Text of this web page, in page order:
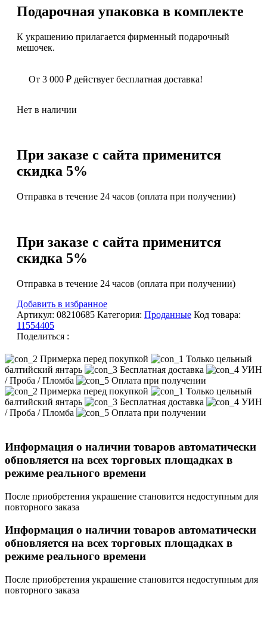
Подарочная упаковка в комплекте
К украшению прилагается фирменный подарочный
мешочек.
От 3 000 ₽ действует бесплатная доставка!
Нет в наличии
При заказе с сайта применится
скидка 5%
Отправка в течение 24 часов (оплата при получении)
При заказе с сайта применится
скидка 5%
Отправка в течение 24 часов (оплата при получении)
Добавить в избранное
Артикул: 08210685 Категория: Проданные Код товара:
11554405
Поделиться :
Примерка перед покупкой
Только цельный
балтийский янтарь
Бесплатная доставка
УИН
/ Проба / Пломба
Оплата при получении
Примерка перед покупкой
Только цельный
балтийский янтарь
Бесплатная доставка
УИН
/ Проба / Пломба
Оплата при получении
Информация о наличии товаров автоматически
обновляется на всех торговых площадках в
режиме реального времени
После приобретения украшение становится недоступным для
повторного заказа
Информация о наличии товаров автоматически
обновляется на всех торговых площадках в
режиме реального времени
После приобретения украшение становится недоступным для
повторного заказа